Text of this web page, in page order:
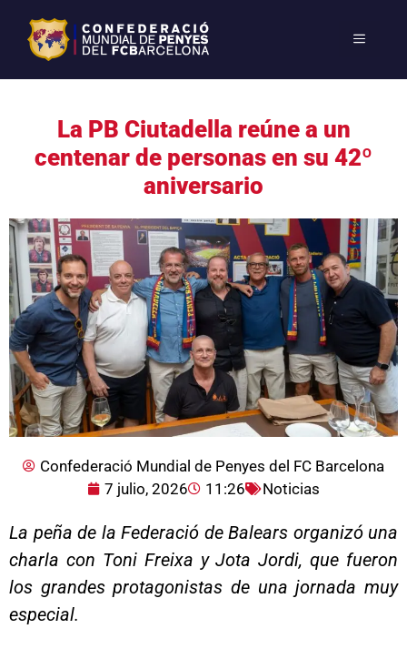
La PB Ciutadella reúne a un
centenar de personas en su 42º
aniversario
Confederació Mundial de Penyes del FC Barcelona
7 julio, 2026
11:26 Noticias
La peña de la Federació de Balears organizó una
charla con Toni Freixa y Jota Jordi, que fueron
los grandes protagonistas de una jornada muy
especial.